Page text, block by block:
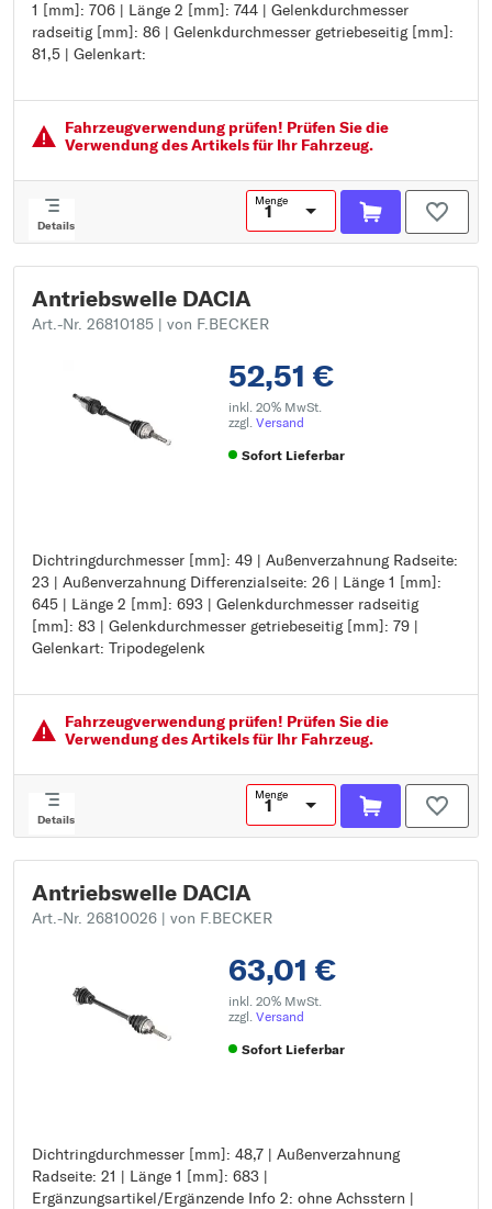
1 [mm]: 706 | Länge 2 [mm]: 744 | Gelenkdurchmesser
radseitig [mm]: 86 | Gelenkdurchmesser getriebeseitig [mm]:
81,5 | Gelenkart:
Außenverzahnung Differenzialseite: 26
Länge 1 [mm]: 706
Länge 2 [mm]: 744
Gelenkdurchmesser getriebeseitig [mm]: 81,5
Gelenkart:Fahrzeugver­wendung prüfen! Prüfen Sie die
Verwendung des Artikels für Ihr Fahrzeug.
Details
Menge
Antriebswelle DACIA
Art.-Nr. 26810185 | von F.BECKER
52,51 €
inkl. 20% MwSt.
zzgl. Versand
Sofort Lieferbar
Dichtringdurchmesser [mm]: 49 | Außenverzahnung Radseite:
23 | Außenverzahnung Differenzialseite: 26 | Länge 1 [mm]:
645 | Länge 2 [mm]: 693 | Gelenkdurchmesser radseitig
[mm]: 83 | Gelenkdurchmesser getriebeseitig [mm]: 79 |
Gelenkart: Tripodegelenk
Dichtringdurchmesser [mm]: 49
Außenverzahnung Radseite: 23
Außenverzahnung Differenzialseite: 26
Länge 1 [mm]: 645
Länge 2 [mm]: 693
Gelenkdurchmesser getriebeseitig [mm]: 79
Gelenkart: Tripodegelenk
Fahrzeugver­wendung prüfen! Prüfen Sie die
Verwendung des Artikels für Ihr Fahrzeug.
Details
Menge
Antriebswelle DACIA
Art.-Nr. 26810026 | von F.BECKER
63,01 €
inkl. 20% MwSt.
zzgl. Versand
Sofort Lieferbar
Dichtringdurchmesser [mm]: 48,7 | Außenverzahnung
Radseite: 21 | Länge 1 [mm]: 683 |
Ergänzungsartikel/Ergänzende Info 2: ohne Achsstern |
Dichtringdurchmesser [mm]: 48,7
Außenverzahnung Radseite: 21
Länge 1 [mm]: 683